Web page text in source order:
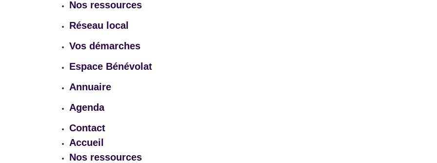
Nos ressources
Réseau local
Vos démarches
Espace Bénévolat
Annuaire
Agenda
Contact
Accueil
Nos ressources